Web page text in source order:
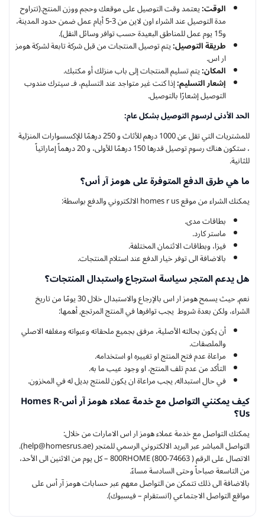
الوقت:يعتمد وقت التوصيل على موقعك وحجم ووزن المنتج.(تتراوح
مدة التوصيل عند الشراء اون لاين من 3-5 أيام عمل ضمن حدود المدينة،
و15 يوم عمل للمناطق البعيدة حسب توافر وسائل النقل).
طريقة التوصيل:يتم توصيل المنتجات من قبل شركة تابعة لشركة هومز
ار اس.
المكان:يتم تسليم المنتجات إلى باب منزلك أو مكتبك.
إشعار التسليم:إذا كنت غير متواجد عند التسليم، فـ سيترك مندوب
التوصيل إشعارًا بالتوصيل.
الحد الأدنى لرسوم التوصيل بشكل عام:
للمشتريات التي تقل عن 1000 درهم للأثاث و 250 درهمًا للإكسسوارات المنزلية
، ستكون هناك رسوم توصيل قدرها 150 درهمًا للأولى، و 20 درهماً إماراتياً
للثانية.
ما هي طرق الدفع المتوفرة على هومز آر أس؟
يمكنك الشراء من موقع homes r us الالكتروني والدفع بواسطة:
بطاقات مدى.
ماستر كارد.
فيزا، وبطاقات الائتمان المختلفة.
بالاضافة الى توفر خيار الدفع عند استلام المنتجات.
هل يدعم المتجر سياسة استرجاع واستبدال المنتجات؟
نعم, حيث يسمح هومز ار اس بالإرجاع والاستبدال خلال 30 يومًا من تاريخ
الشراء، ولكن بعدة شروط يجب توافرها في المنتج المرتجع, أهمها:
أن يكون بحالته الأصلية، مرفق بجميع ملحقاته وعبواته ومغلفه الاصلي
والملصقات.
مراعاة عدم فتح المنتج او تغييره او استخدامه.
التأكد من عدم تلف المنتج، او وجود عيب ما به.
في حال استبداله, يجب مراعاة ان يكون للمنتج بديل له في المخزون.
كيف يمكنني التواصل مع خدمة عملاء هومز آر أس-Homes R
Us؟
يمكنك التواصل مع خدمة عملاء هومز ار اس الامارات من خلال:
التواصل المباشر عبر البريد الالكتروني الرسمي للمتجر (help@homesrus.ae).
الاتصال على الرقم ( 800RHOME (800-74663 – كل يوم من الاثنين الى الأحد،
من التاسعة صباحاً وحتى السادسة مساءً.
بالاضافة الى ذلك تتمكن من التواصل معهم عبر حسابات هومز آر أس على
مواقع التواصل الاجتماعي (انستقرام – فيسبوك).